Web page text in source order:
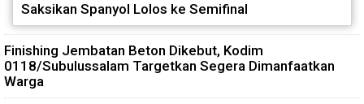
Saksikan Spanyol Lolos ke Semifinal
Finishing Jembatan Beton Dikebut, Kodim
0118/Subulussalam Targetkan Segera Dimanfaatkan
Warga